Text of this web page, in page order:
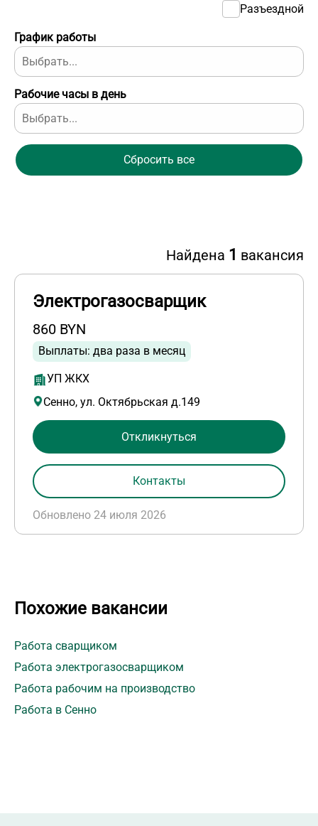
График работы
Рабочие часы в день
Разъездной
Сбросить все
Найдена 1 вакансия
Электрогазосварщик
860 BYN
Выплаты: два раза в месяц
УП ЖКХ
Сенно, ул. Октябрьская д.149
Обновлено 24 июля 2026
Откликнуться
Контакты
Похожие вакансии
Работа сварщиком
Работа электрогазосварщиком
Работа рабочим на производство
Работа в Сенно